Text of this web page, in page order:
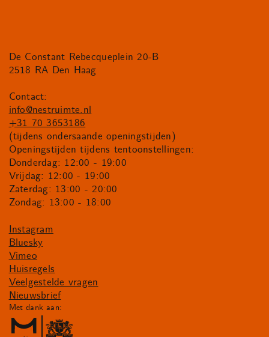
De Constant Rebecqueplein 20-B
2518 RA Den Haag
Contact:
info@nestruimte.nl
+31 70 3653186
(tijdens ondersaande openingstijden)
Openingstijden tijdens tentoonstellingen:
Donderdag: 12:00 - 19:00
Vrijdag: 12:00 - 19:00
Zaterdag: 13:00 - 20:00
Zondag: 13:00 - 18:00
Instagram
Bluesky
Vimeo
Huisregels
Veelgestelde vragen
Nieuwsbrief
Met dank aan: